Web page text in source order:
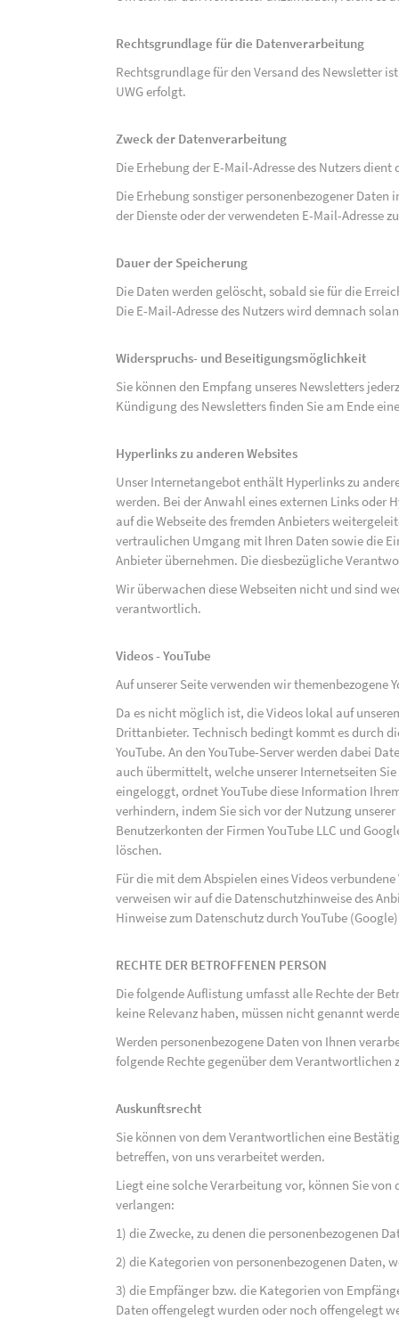
Rechtsgrundlage für die Datenverarbeitung
Rechtsgrundlage für den Versand des Newsletter ist
UWG erfolgt.
Zweck der Datenverarbeitung
Die Erhebung der E-Mail-Adresse des Nutzers
Die Erhebung sonstiger personenbezogener
der Dienste oder der verwendeten E-Mail-Adresse
Dauer der Speicherung
Die Daten werden gelöscht, sobald sie für die
Die E-Mail-Adresse des Nutzers wird demnach
Widerspruchs- und Beseitigungsmöglichkeit
Sie können den Empfang unseres Newsletters
Kündigung des Newsletters finden Sie am Ende
Hyperlinks zu anderen Websites
Unser Internetangebot enthält Hyperlinks zu
werden. Bei der Anwahl eines externen Links oder
auf die Webseite des fremden Anbieters
vertraulichen Umgang mit Ihren Daten sowie die
Anbieter übernehmen. Die diesbezügliche
Wir überwachen diese Webseiten nicht und sind
verantwortlich.
Videos - YouTube
Auf unserer Seite verwenden wir
Da es nicht möglich ist, die Videos lokal auf
Drittanbieter. Technisch bedingt kommt es durch
YouTube. An den YouTube-Server werden dabei
auch übermittelt, welche unserer Internetseiten
eingeloggt, ordnet YouTube diese Information
verhindern, indem Sie sich vor der Nutzung
Benutzerkonten der Firmen YouTube LLC und
löschen.
Für die mit dem Abspielen eines Videos
verweisen wir auf die Datenschutzhinweise des
Hinweise zum Datenschutz durch YouTube
RECHTE DER BETROFFENEN PERSON
Die folgende Auflistung umfasst alle Rechte der
keine Relevanz haben, müssen nicht genannt
Werden personenbezogene Daten von Ihnen
folgende Rechte gegenüber dem Verantwortlichen
Auskunftsrecht
Sie können von dem Verantwortlichen eine
betreffen, von uns verarbeitet werden.
Liegt eine solche Verarbeitung vor, können Sie
verlangen:
1) die Zwecke, zu denen die personenbezogenen
2) die Kategorien von personenbezogenen Daten,
3) die Empfänger bzw. die Kategorien von
Daten offengelegt wurden oder noch offengelegt